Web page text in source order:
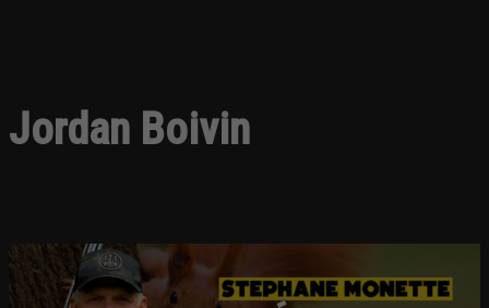
Jordan Boivin